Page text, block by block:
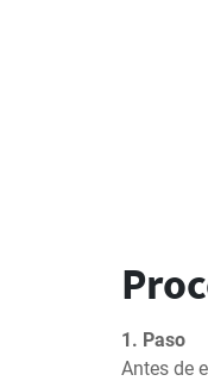
1. Paso
Antes de